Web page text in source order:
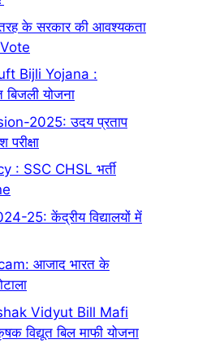
के सरकार की आवश्यकता
Bijli Yojana :
बिजली योजना
2025: उदय प्रताप
: SSC CHSL भर्ती
25: केंद्रीय विद्यालयों में
आजाद भारत के
Vidyut Bill Mafi
विद्यूत बिल माफी योजना